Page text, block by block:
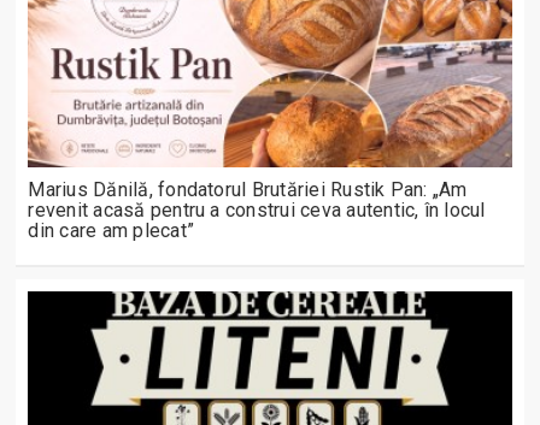
Marius Dănilă, fondatorul Brutăriei Rustik Pan: „Am
revenit acasă pentru a construi ceva autentic, în locul
din care am plecat”